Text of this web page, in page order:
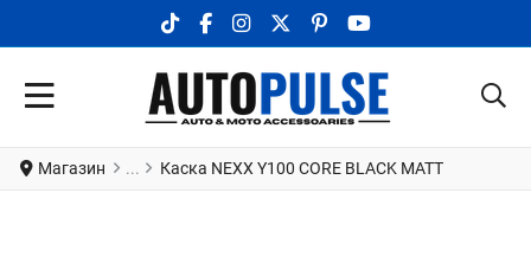
TIKTOK SOCIAL LINK
FACEBOOK SOCIAL LINK
INSTAGRAM SOCIAL LINK
X.COM SOCIAL LINK
PINTEREST SOCIAL LINK
YOUTUBE SOCIAL
Магазин Каска NEXX Y100 CORE BLACK MATT